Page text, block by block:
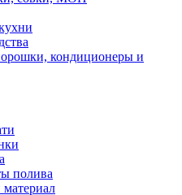
кондиционеры и
полива